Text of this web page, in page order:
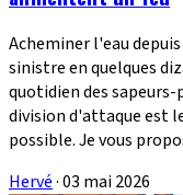
Acheminer l'eau
sinistre en quelques
quotidien des
division d'attaque est
possible. Je vous
Hervé·03 mai 2026